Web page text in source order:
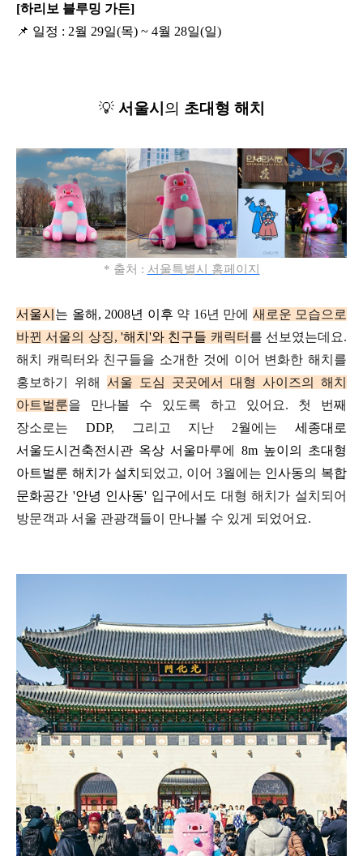
[하리보 블루밍 가든]
📌 일정 : 2월 29일(목) ~ 4월 28일(일)
💡 서울시 의 초대형 해치
* 출처 : 서울특별시 홈페이지
서울시 는 올해, 2008년 이후 약 16년 만에 새로운 모습으로
바뀐서울의 상징, '해치'와 친구들 캐릭터 를 선보였는데요.
해치 캐릭터와 친구들을 소개한 것에 이어 변화한 해치를
홍보하기 위해 서울 도심 곳곳에서 대형 사이즈의 해치
아트벌룬을 만나볼 수 있도록 하고 있어요. 첫 번째
장소로는 DDP, 그리고 지난 2월에는세종대로
서울도시건축전시관 옥상 서울마루에 8m 높이의 초대형
아트벌룬 해치가 설치 되었고, 이어 3월에는 인사동의 복합
문화공간 '안녕 인사동' 입구에서도 대형 해치가 설치되어
방문객과 서울 관광객들이 만나볼 수 있게 되었어요.